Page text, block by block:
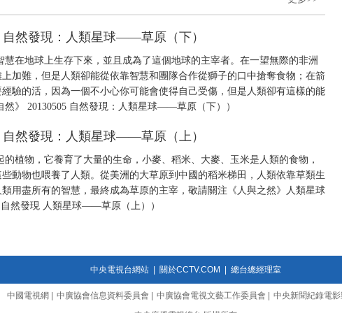
自然發現：人類星球——草原（下）
在地球上生存下來，並且成為了這個地球的主宰者。在一望無際的非洲
加難，但是人類卻能從依靠智慧和團隊合作從獅子的口中搶奪食物；在箭
驗的活，因為一個不小心你可能會使得自己受傷，但是人類卻有這樣的能
》 20130505 自然發現：人類星球——草原（下））
自然發現：人類星球——草原（上）
植物，它養育了大量的生命，小麥、稻米、大麥、玉米是人類的食物，
動物也喂養了人類。從美洲的大草原到中國的稻米梯田，人類依靠草類生
用盡所有的智慧，最終成為草原的主宰，敬請關注《人與之然》人類星球
然發現 人類星球——草原（上））
中央電視台網站| 關於CCTV.COM 總台總經理室
中國電視網 中廣協會信息資料委員會 中廣協會電視文藝工作委員會
中央新聞紀錄電